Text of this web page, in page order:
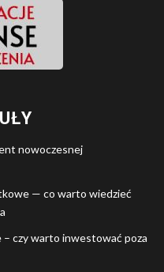
nowoczesnej
— co warto wiedzieć
czy warto inwestować poza